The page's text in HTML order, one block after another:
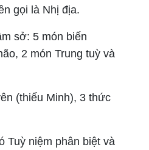
gọi là Nhị địa.
sở: 5 món biến
2 món Trung tuỳ và
(thiếu Minh), 3 thức
Tuỳ niệm phân biệt và